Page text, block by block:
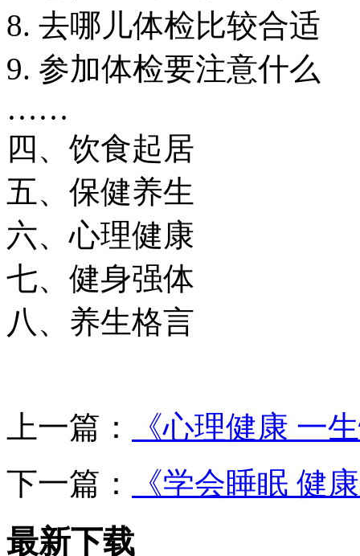
8. 去哪儿体检比较合适
9. 参加体检要注意什么
……
四、饮食起居
五、保健养生
六、心理健康
七、健身强体
八、养生格言
上一篇：
《心理健康 一
下一篇：
《学会睡眠 健
最新下载